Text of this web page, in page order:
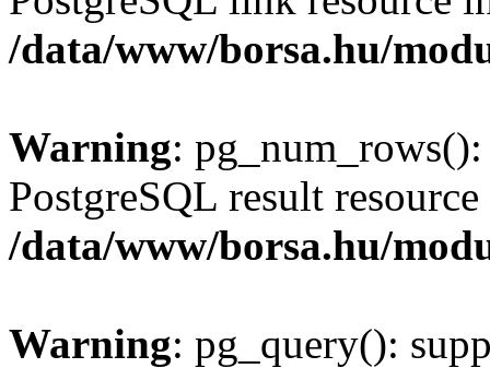
/data/www/borsa.hu/
Warning:
PostgreSQL result
/data/www/borsa.hu/
Warning: pg_query():